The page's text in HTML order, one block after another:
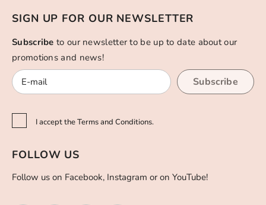
SIGN UP FOR OUR NEWSLETTER
Subscribe to our newsletter to be up to date about our
promotions and news!
Subscribe
I accept the Terms and Conditions.
FOLLOW US
Follow us on Facebook, Instagram or on YouTube!